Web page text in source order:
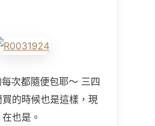
次都隨便包耶～ 三四
的時候也是這樣，現
在也是。